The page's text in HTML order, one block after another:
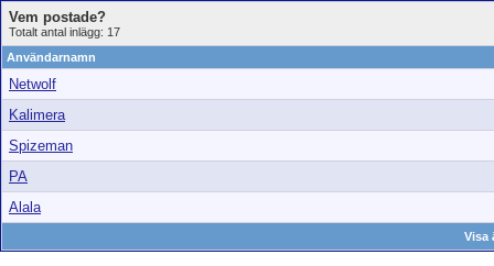
Vem postade?
Totalt antal inlägg: 17
Användarnamn
Netwolf
Kalimera
Spizeman
PA
Alala
Visa